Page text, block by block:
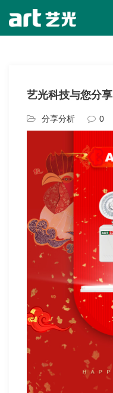
艺光科技与您分
分享分析 0